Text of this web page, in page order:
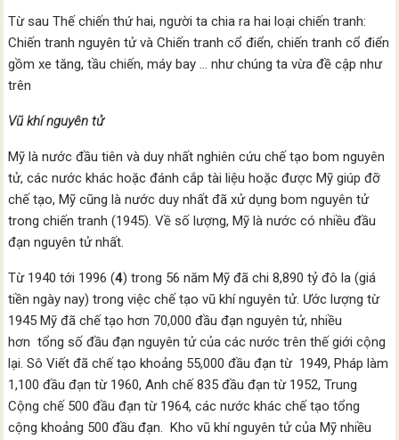
Từ sau Thế chiến thứ hai, người ta chia ra hai loại chiến tranh:
Chiến tranh nguyên tử và Chiến tranh cổ điển, chiến tranh cổ điển
gồm xe tăng, tầu chiến, máy bay … như chúng ta vừa đề cập như
trên
Vũ khí nguyên tử
Mỹ là nước đầu tiên và duy nhất nghiên cứu chế tạo bom nguyên
tử, các nước khác hoặc đánh cắp tài liệu hoặc được Mỹ giúp đỡ
chế tạo, Mỹ cũng là nước duy nhất đã xử dụng bom nguyên tử
trong chiến tranh (1945). Về số lượng, Mỹ là nước có nhiều đầu
đạn nguyên tử nhất.
Từ 1940 tới 1996 (4) trong 56 năm Mỹ đã chi 8,890 tỷ đô la (giá
tiền ngày nay) trong việc chế tạo vũ khí nguyên tử. Ước lượng từ
1945 Mỹ đã chế tạo hơn 70,000 đầu đạn nguyên tử, nhiều
hơn tổng số đầu đạn nguyên tử của các nước trên thế giới cộng
lại. Sô Viết đã chế tạo khoảng 55,000 đầu đạn từ 1949, Pháp làm
1,100 đầu đạn từ 1960, Anh chế 835 đầu đạn từ 1952, Trung
Cộng chế 500 đầu đạn từ 1964, các nước khác chế tạo tổng
cộng khoảng 500 đầu đạn. Kho vũ khí nguyên tử của Mỹ nhiều